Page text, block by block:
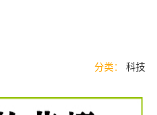
分类： 科技